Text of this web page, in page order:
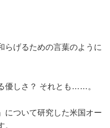
らげるための言葉のように
優しさ？ それとも……。
について研究した米国オー